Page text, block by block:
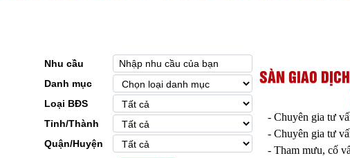
Nhu cầu
Danh mục
Loại BĐS
Tỉnh/Thành
Quận/Huyện
SÀN GIAO
- Chuyên gia tư
- Chuyên gia tư
- Tham mưu, cố